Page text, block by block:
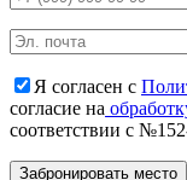
Я согласен с
согласие на
соответствии с